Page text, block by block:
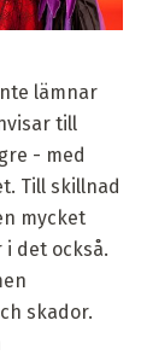
lämnar
till
- med
Till skillnad
mycket
det också.
skador.